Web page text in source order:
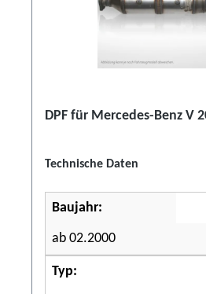
DPF für Mercedes-Benz V
Technische Daten
Baujahr:
ab 02.2000
Typ: